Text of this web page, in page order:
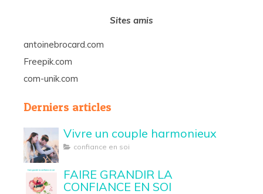
Sites amis
antoinebrocard.com
Freepik.com
com-unik.com
Derniers articles
Vivre un couple harmonieux
confiance en soi
FAIRE GRANDIR LA
CONFIANCE EN SOI